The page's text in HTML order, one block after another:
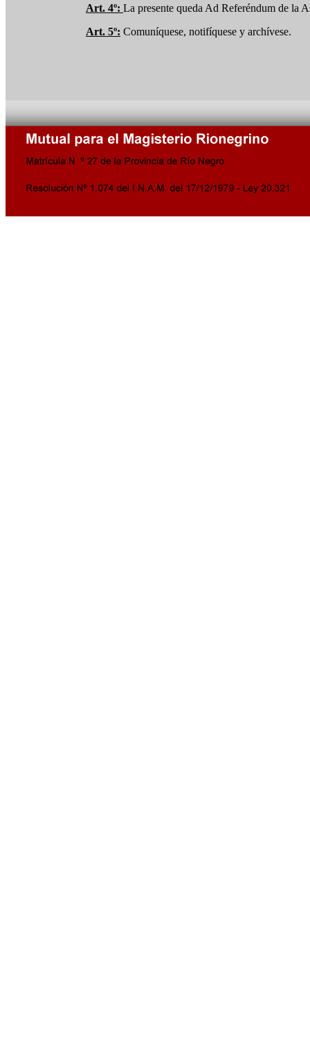
Art. 4º: La presente queda Ad Referéndum de la
Art. 5º: Comuníquese, notifíquese y archívese.